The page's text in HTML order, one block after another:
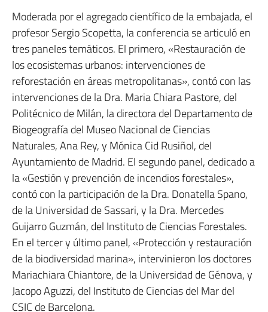
Moderada por el agregado científico de la embajada, el
profesor Sergio Scopetta, la conferencia se articuló en
tres paneles temáticos. El primero, «Restauración de
los ecosistemas urbanos: intervenciones de
reforestación en áreas metropolitanas», contó con las
intervenciones de la Dra. Maria Chiara Pastore, del
Politécnico de Milán, la directora del Departamento de
Biogeografía del Museo Nacional de Ciencias
Naturales, Ana Rey, y Mónica Cid Rusiñol, del
Ayuntamiento de Madrid. El segundo panel, dedicado a
la «Gestión y prevención de incendios forestales»,
contó con la participación de la Dra. Donatella Spano,
de la Universidad de Sassari, y la Dra. Mercedes
Guijarro Guzmán, del Instituto de Ciencias Forestales.
En el tercer y último panel, «Protección y restauración
de la biodiversidad marina», intervinieron los doctores
Mariachiara Chiantore, de la Universidad de Génova, y
Jacopo Aguzzi, del Instituto de Ciencias del Mar del
CSIC de Barcelona.